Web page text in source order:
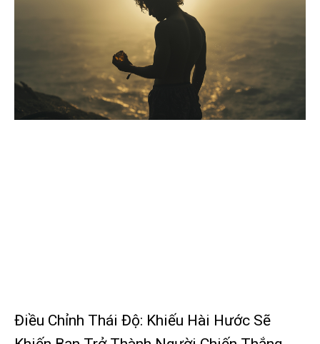
Điều Chỉnh Thái Độ: Khiếu Hài Hước Sẽ